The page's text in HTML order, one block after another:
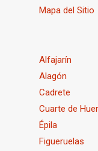
Mapa del Sitio
Alfajarín
Alagón
Cadrete
Cuarte de
Épila
Figueruelas